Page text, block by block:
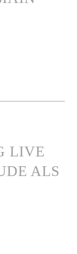
LIVE
ALS